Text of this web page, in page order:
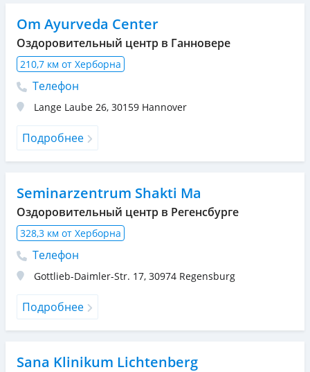
Om Ayurveda Center
Оздоровительный центр в Ганновере
210,7 км от Херборна
Телефон
Lange Laube 26, 30159 Hannover
Подробнее
Seminarzentrum Shakti Ma
Оздоровительный центр в Регенсбурге
328,3 км от Херборна
Телефон
Gottlieb-Daimler-Str. 17, 30974 Regensburg
Подробнее
Sana Klinikum Lichtenberg